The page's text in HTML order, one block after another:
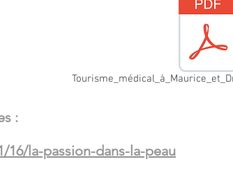
:
la-passion-dans-la-peau